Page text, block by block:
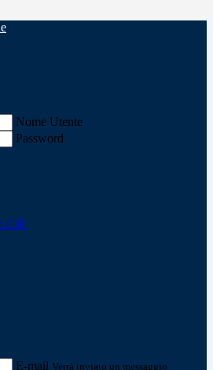
Nome Utente
Password
CIE
E-mail Verrà inviato un messaggio